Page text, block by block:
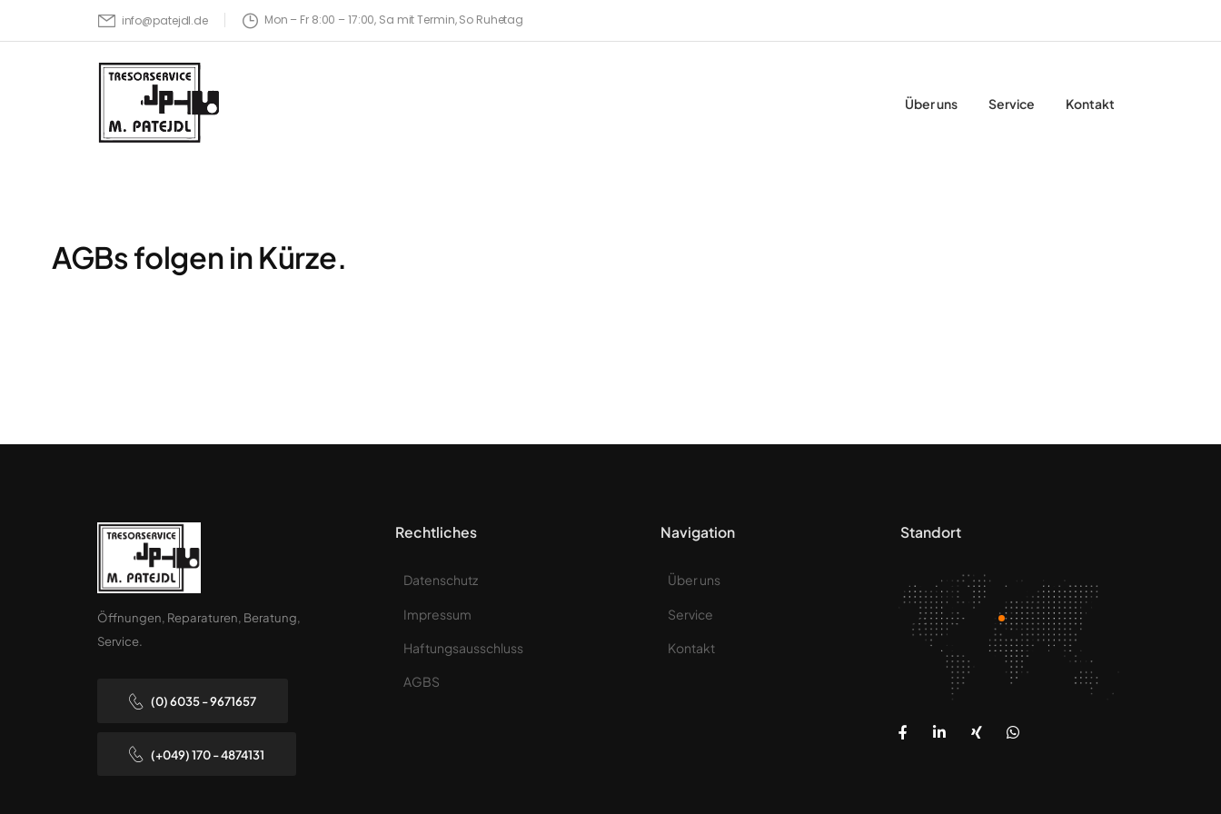
info@patejdl.de Mon – Fr 8:00 – 17:00, Sa mit Termin, So Ruhetag
Über uns Service Kontakt
AGBs folgen in Kürze.
Öffnungen, Reparaturen, Beratung,
Service.
(0) 6035 - 9671657
(+049) 170 - 4874131
Rechtliches
Datenschutz
Impressum
Haftungsausschluss
AGBS
Navigation
Über uns
Service
Kontakt
Standort